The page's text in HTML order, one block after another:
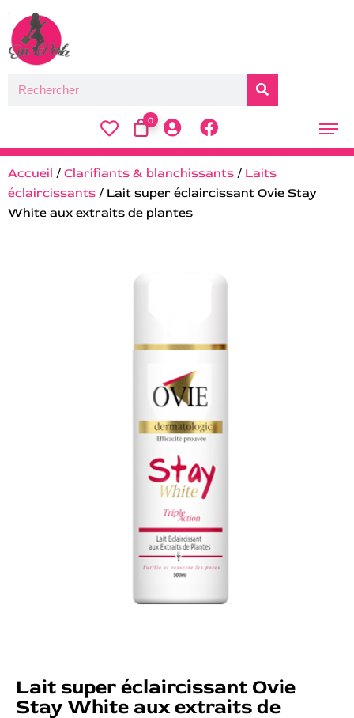
0
Accueil / Clarifiants & blanchissants / Laits
éclaircissants / Lait super éclaircissant Ovie Stay
White aux extraits de plantes
Lait super éclaircissant Ovie
Stay White aux extraits de